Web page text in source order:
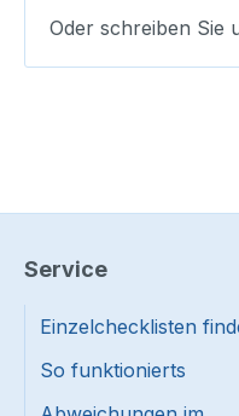
Oder schreiben Sie
Service
Einzelchecklisten
So funktionierts